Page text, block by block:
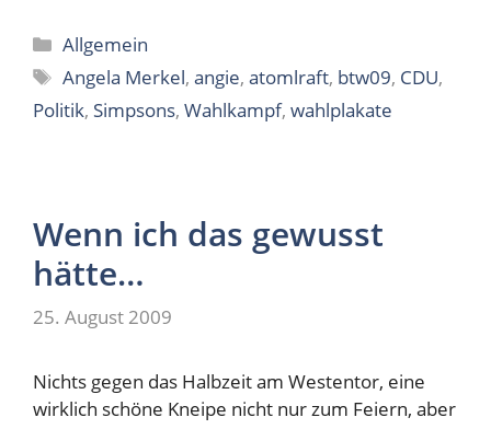
Kategorien
Allgemein
Schlagwörter
Angela Merkel,angie,atomlraft, btw09, CDU,
Politik, Simpsons, Wahlkampf, wahlplakate
Wenn ich das gewusst
hätte…
25. August 2009
Nichts gegen das Halbzeit am Westentor, eine
wirklich schöne Kneipe nicht nur zum Feiern, aber